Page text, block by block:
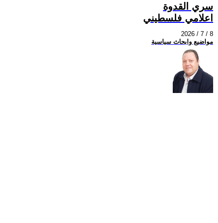
سري القدوة
اعلامي فلسطيني
2026 / 7 / 8
مواضيع وابحاث سياسية